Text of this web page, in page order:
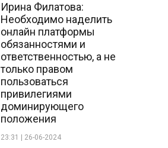
Ирина Филатова:
Необходимо наделить
онлайн платформы
обязанностями и
ответственностью, а не
только правом
пользоваться
привилегиями
доминирующего
положения
23:31 | 26-06-2024